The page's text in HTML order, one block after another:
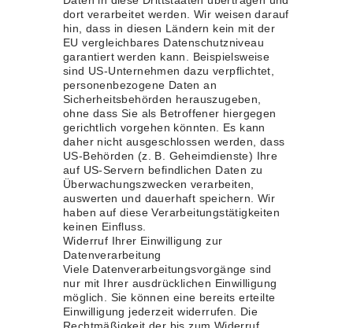
dort verarbeitet werden. Wir weisen darauf
hin, dass in diesen Ländern kein mit der
EU vergleichbares Datenschutzniveau
garantiert werden kann. Beispielsweise
sind US-Unternehmen dazu verpflichtet,
personenbezogene Daten an
Sicherheitsbehörden herauszugeben,
ohne dass Sie als Betroffener hiergegen
gerichtlich vorgehen könnten. Es kann
daher nicht ausgeschlossen werden, dass
US-Behörden (z. B. Geheimdienste) Ihre
auf US-Servern befindlichen Daten zu
Überwachungszwecken verarbeiten,
auswerten und dauerhaft speichern. Wir
haben auf diese Verarbeitungstätigkeiten
keinen Einfluss.
Widerruf Ihrer Einwilligung zur
Datenverarbeitung
Viele Datenverarbeitungsvorgänge sind
nur mit Ihrer ausdrücklichen Einwilligung
möglich. Sie können eine bereits erteilte
Einwilligung jederzeit widerrufen. Die